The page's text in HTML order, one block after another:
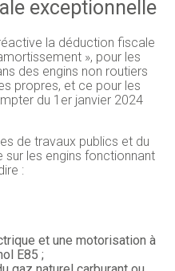
exceptionnelle
la déduction fiscale
», pour les
des engins non routiers
propres, et ce pour les
du 1er janvier 2024
de travaux publics et du
les engins fonctionnant
:
et une motorisation à
E85 ;